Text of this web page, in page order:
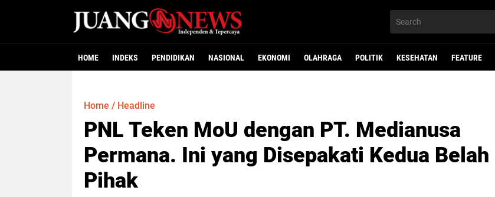
HOME INDEKS PENDIDIKAN NASIONAL EKONOMI OLAHRAGA POLITIK KESEHATAN FEATURE
Home / Headline
PNL Teken MoU dengan PT. Medianusa
Permana. Ini yang Disepakati Kedua Belah
Pihak